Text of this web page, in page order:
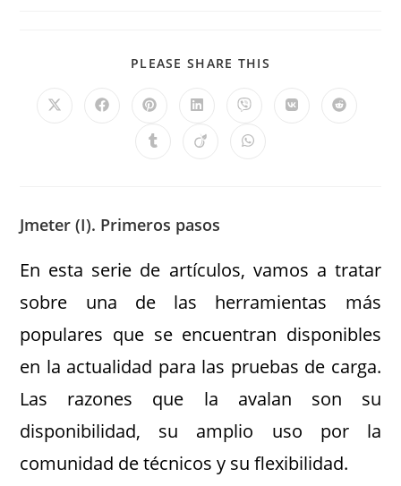
PLEASE SHARE THIS
Jmeter (I). Primeros pasos
En esta serie de artículos, vamos a tratar
sobre una de las herramientas más
populares que se encuentran disponibles
en la actualidad para las pruebas de carga.
Las razones que la avalan son su
disponibilidad, su amplio uso por la
comunidad de técnicos y su flexibilidad.